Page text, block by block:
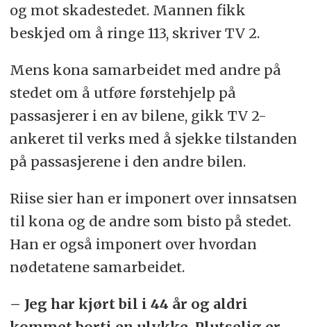
og mot skadestedet. Mannen fikk
beskjed om å ringe 113, skriver TV 2.
Mens kona samarbeidet med andre på
stedet om å utføre førstehjelp på
passasjerer i en av bilene, gikk TV 2-
ankeret til verks med å sjekke tilstanden
på passasjerene i den andre bilen.
Riise sier han er imponert over innsatsen
til kona og de andre som bisto på stedet.
Han er også imponert over hvordan
nødetatene samarbeidet.
– Jeg har kjørt bil i 44 år og aldri